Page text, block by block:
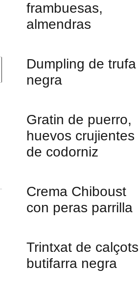
frambuesas,
almendras
Dumpling de trufa
negra
Gratin de puerro,
huevos crujientes
de codorniz
Crema Chiboust
con peras parrilla
Trintxat de
butifarra negra